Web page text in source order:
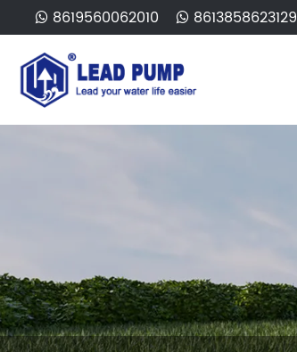
8619560062010 8613858623129